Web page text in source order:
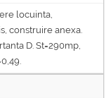
locuinta,
construire anexa.
D. St=290mp,